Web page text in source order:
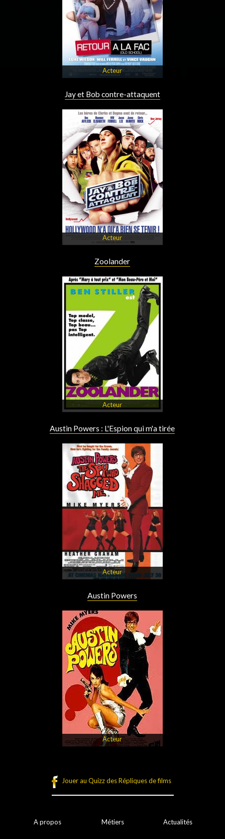
Acteur
Jay et Bob contre-attaquent
Acteur
Zoolander
Acteur
Austin Powers : L'Espion qui m'a tirée
Acteur
Austin Powers
Acteur
Jouer au Quizz des Répliques de films
A propos Métiers Actualités